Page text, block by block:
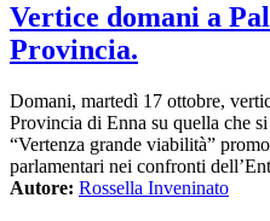
Vertice domani a
Provincia.
Domani, martedì 17 ottobre,
Provincia di Enna su quella che
“Vertenza grande viabilità”
parlamentari nei confronti
Autore: Rossella Inveninato